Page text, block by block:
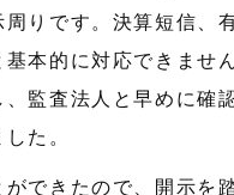
りです。決算短信、
本的に対応できませ
監査法人と早めに確
た。
できたので、開示を